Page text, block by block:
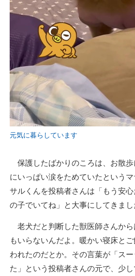
元気に暮らしています
保護したばかりのころは、お散歩
にいっぱい涙をためていたという
サルくんを投稿者さんは「もう安
の子でいてね」と大事にしてきまし
老犬だと判断した獣医師さんか
もいらないんだよ。暖かい寝床と
われたのだとか。その言葉が「ス
た」という投稿者さんの元で、少